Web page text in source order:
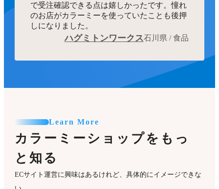
で受注確認できる点は嬉しかったです。憧れ
のお店がカラーミーを使っていたことも後押
しになりました。
ハグミトンワークス石川県 / 食品
Learn More
カラーミーショップをもっ
と知る
ECサイト運営に興味はあるけれど、具体的にイメージできな